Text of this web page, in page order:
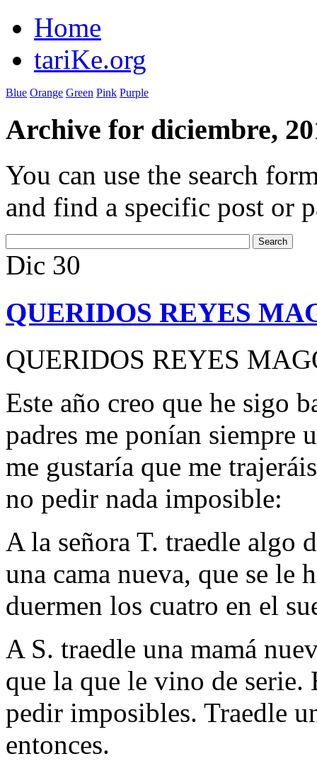
Home
tariKe.org
Blue Orange Green Pink Purple
Archive for diciembre,
You can use the search
and find a specific post or
Dic 30
QUERIDOS REYES
QUERIDOS REYES
Este año creo que he sigo
padres me ponían siempre
me gustaría que me
no pedir nada imposible:
A la señora T. traedle algo
una cama nueva, que se le
duermen los cuatro en el
A S. traedle una mamá
que la que le vino de serie.
pedir imposibles. Traedle
entonces.